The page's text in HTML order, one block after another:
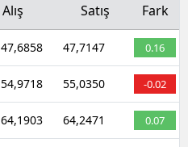
Alış Satış Fark
47,6858 47,7147 0.16
54,9718 55,0350 -0.02
64,1903 64,2471 0.07